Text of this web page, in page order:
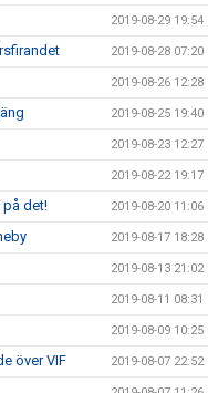
2019-08-29 19:54
2019-08-28 07:20
2019-08-26 12:28
2019-08-25 19:40
2019-08-23 12:27
2019-08-22 19:17
på det! 2019-08-20 11:06
2019-08-17 18:28
2019-08-13 21:02
2019-08-11 08:31
2019-08-09 10:25
över VIF 2019-08-07 22:52